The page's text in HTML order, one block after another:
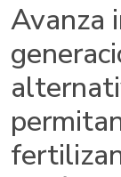
Avanza